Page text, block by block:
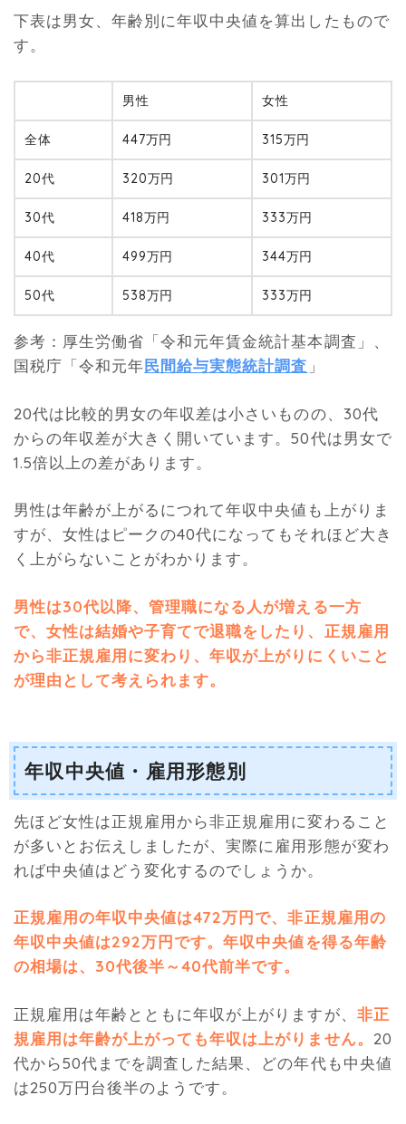
下表は男女、年齢別に年収中央値を算出したもので
す。
男性 女性
全体 447万円 315万円
20代 320万円 301万円
30代 418万円 333万円
40代 499万円 344万円
50代 538万円 333万円
参考：厚生労働省「令和元年賃金統計基本調査」、
国税庁「令和元年民間給与実態統計調査 」
20代は比較的男女の年収差は小さいものの、30代
からの年収差が大きく開いています。50代は男女で
1.5倍以上の差があります。
男性は年齢が上がるにつれて年収中央値も上がりま
すが、女性はピークの40代になってもそれほど大き
く上がらないことがわかります。
男性は30代以降、管理職になる人が増える一方
で、女性は結婚や子育てで退職をしたり、正規雇用
から非正規雇用に変わり、年収が上がりにくいこと
が理由として考えられます。
年収中央値・雇用形態別
先ほど女性は正規雇用から非正規雇用に変わること
が多いとお伝えしましたが、実際に雇用形態が変わ
れば中央値はどう変化するのでしょうか。
正規雇用の年収中央値は472万円で、非正規雇用の
年収中央値は292万円です。年収中央値を得る年齢
の相場は、30代後半～40代前半です。
正規雇用は年齢とともに年収が上がりますが、 非正
規雇用は年齢が上がっても年収は上がりません。 20
代から50代までを調査した結果、どの年代も中央値
は250万円台後半のようです。